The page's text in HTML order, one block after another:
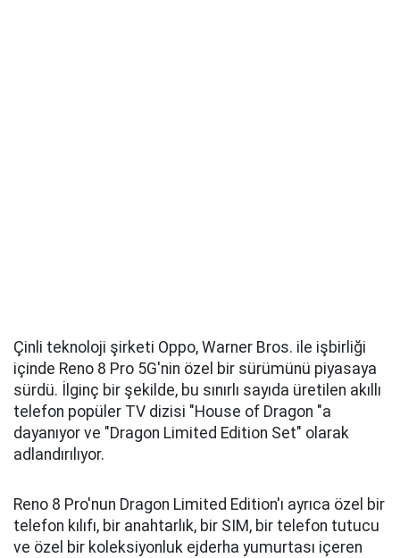
Çinli teknoloji şirketi Oppo, Warner Bros. ile işbirliği
içinde Reno 8 Pro 5G'nin özel bir sürümünü piyasaya
sürdü. İlginç bir şekilde, bu sınırlı sayıda üretilen akıllı
telefon popüler TV dizisi "House of Dragon "a
dayanıyor ve "Dragon Limited Edition Set" olarak
adlandırılıyor.
Reno 8 Pro'nun Dragon Limited Edition'ı ayrıca özel bir
telefon kılıfı, bir anahtarlık, bir SIM, bir telefon tutucu
ve özel bir koleksiyonluk ejderha yumurtası içeren